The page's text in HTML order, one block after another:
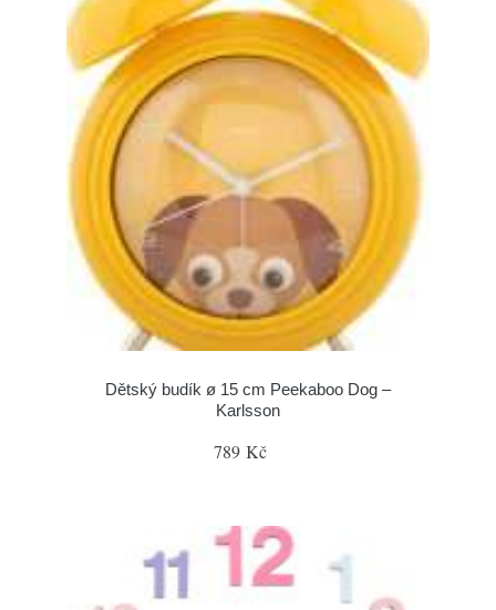
Dětský budík ø 15 cm Peekaboo Dog –
Karlsson
789 Kč